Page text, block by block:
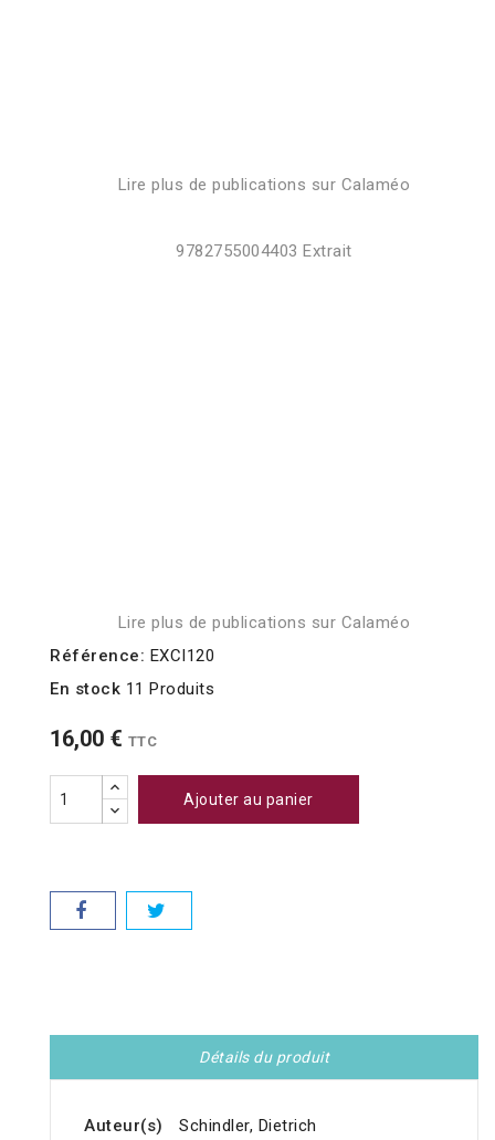
Lire plus de publications sur Calaméo
9782755004403 Extrait
Lire plus de publications sur Calaméo
Référence: EXCI120
En stock 11 Produits
16,00 € TTC
Ajouter au panier
Détails du produit
Auteur(s) Schindler, Dietrich